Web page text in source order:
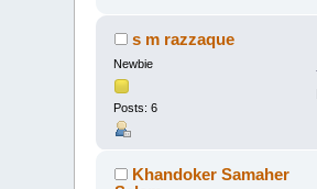
s m razzaque
Newbie
Posts: 6
Khandoker Samaher